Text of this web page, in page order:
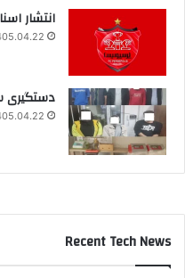
انتشار
دستگیری
Recent Tech News